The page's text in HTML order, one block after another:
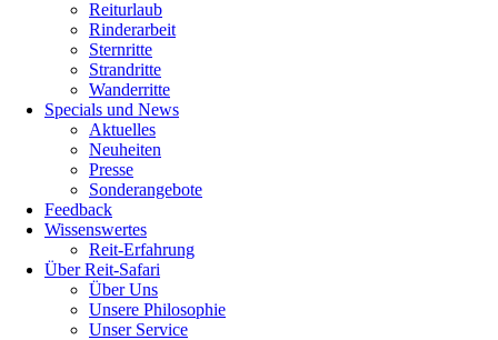
Reiturlaub
Rinderarbeit
Sternritte
Strandritte
Wanderritte
Specials und News
Aktuelles
Neuheiten
Presse
Sonderangebote
Feedback
Wissenswertes
Reit-Erfahrung
Über Reit-Safari
Über Uns
Unsere Philosophie
Unser Service